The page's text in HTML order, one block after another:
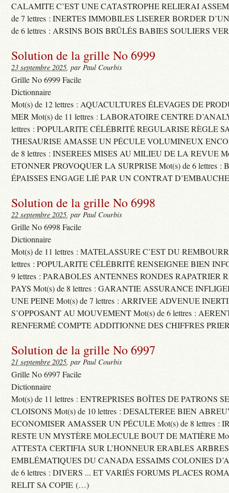
CALAMITE C’EST UNE CATASTROPHE RELIERAI
de 7 lettres : INERTES IMMOBILES LISERER BORDER
de 6 lettres : ARSINS BOIS BRÛLÉS BABIES SOULIERS
Solution de la grille No 6999
23 septembre 2025, par Paul Courbis
Grille No 6999 Facile
Dictionnaire
Mot(s) de 12 lettres : AQUACULTURES ÉLEVAGES DE
MER Mot(s) de 11 lettres : LABORATOIRE CENTRE
lettres : POPULARITE CÉLÉBRITÉ REGULARISE RÈGLE
THESAURISE AMASSE UN PÉCULE VOLUMINEUX
de 8 lettres : INSEREES MISES AU MILIEU DE LA REVUE
ETONNER PROVOQUER LA SURPRISE Mot(s) de 6 lettres :
ÉPAISSES ENGAGE LIÉ PAR UN CONTRAT
Solution de la grille No 6998
22 septembre 2025, par Paul Courbis
Grille No 6998 Facile
Dictionnaire
Mot(s) de 11 lettres : MATELASSURE C’EST DU
lettres : POPULARITE CÉLÉBRITÉ RENSEIGNEE BIEN
9 lettres : PARABOLES ANTENNES RONDES RAPATRIER
PAYS Mot(s) de 8 lettres : GARANTIE ASSURANCE
UNE PEINE Mot(s) de 7 lettres : ARRIVEE ADVENUE
S’OPPOSANT AU MOUVEMENT Mot(s) de 6 lettres :
RENFERMÉ COMPTE ADDITIONNE DES CHIFFRES
Solution de la grille No 6997
21 septembre 2025, par Paul Courbis
Grille No 6997 Facile
Dictionnaire
Mot(s) de 11 lettres : ENTREPRISES BOÎTES DE PATRONS
CLOISONS Mot(s) de 10 lettres : DESALTEREE BIEN
ECONOMISER AMASSER UN PÉCULE Mot(s) de 8 lettres :
RESTE UN MYSTÈRE MOLECULE BOUT DE MATIÈRE
ATTESTA CERTIFIA SUR L’HONNEUR ERABLES ARBRES
EMBLÉMATIQUES DU CANADA ESSAIMS COLONIES
de 6 lettres : DIVERS ... ET VARIÉS FORUMS PLACES
RELIT SA COPIE (…)